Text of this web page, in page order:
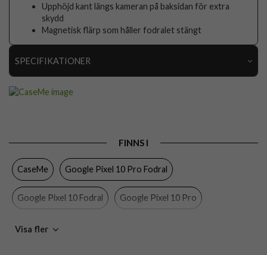
Upphöjd kant längs kameran på baksidan för extra
skydd
Magnetisk flärp som håller fodralet stängt
SPECIFIKATIONER
Egenskaper Kortfack, RFID-skydd, Stativfunktion
Färg
Material Konstläder, Mjukplast (TPU)
Varumärke
FINNS I
CaseMe Google Pixel 10 Pro Fodral
Google Pixel 10 Fodral Google Pixel 10 Pro
Google Pixel 10
Visa fler